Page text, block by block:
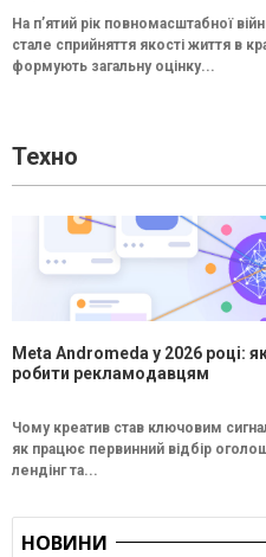
На п’ятий рік повномасштабної
стале сприйняття якості життя в
формують загальну оцінку...
Техно
Meta Andromeda у 2026 році:
робити рекламодавцям
Чому креатив став ключовим
як працює первинний відбір
лендінг та...
НОВИНИ